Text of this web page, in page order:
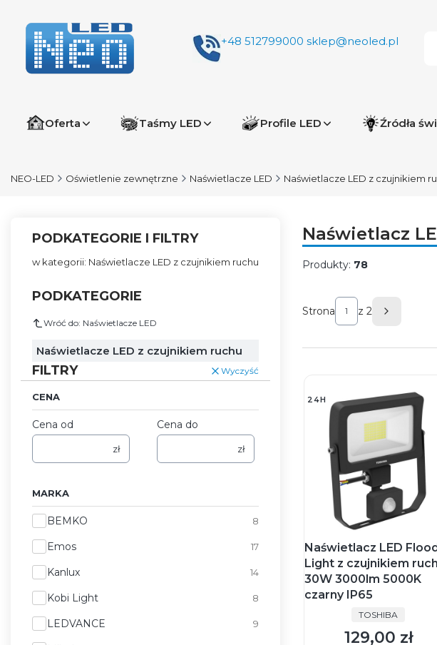
+48 512799000 sklep@neoled.pl
Oferta Taśmy LED Profile LED Źródła
NEO-LED Oświetlenie zewnętrzne Naświetlacze LED Naświetlacze LED z czujnikiem
PODKATEGORIE I FILTRY
w kategorii: Naświetlacze LED z czujnikiem ruchu
PODKATEGORIE
Wróć do: Naświetlacze LED
Naświetlacze LED z czujnikiem ruchu
FILTRY Wyczyść
CENA
Cena od
zł
Cena do
zł
MARKA
MarkaBEMKO 8
Emos 17
Kanlux 14
Kobi Light 8
LEDVANCE 9
Naświetlacz
Produkty: 78
Strona z 2 Następne
24H
Naświetlacz LED
Light z czujnikiem
30W 3000lm 5000K
czarny IP65
PRODUCENT
TOSHIBA
Cena
129,00 zł